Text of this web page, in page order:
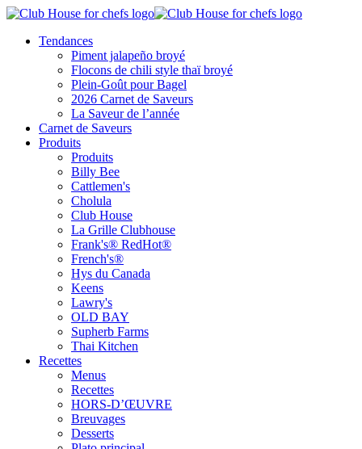
Tendances
Piment jalapeño broyé
Flocons de chili style thaï broyé
Plein-Goût pour Bagel
2026 Carnet de Saveurs
La Saveur de l’année
Carnet de Saveurs
Produits
Produits
Billy Bee
Cattlemen's
Cholula
Club House
La Grille Clubhouse
Frank's® RedHot®
French's®
Hys du Canada
Keens
Lawry's
OLD BAY
Supherb Farms
Thai Kitchen
Recettes
Menus
Recettes
HORS-D’ŒUVRE
Breuvages
Desserts